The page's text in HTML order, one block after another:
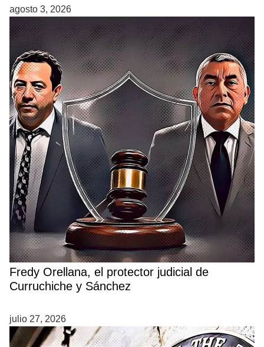
agosto 3, 2026
Fredy Orellana, el protector judicial de
Curruchiche y Sánchez
julio 27, 2026